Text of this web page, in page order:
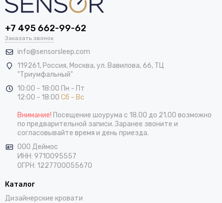
+7 495 662-99-62
Заказать звонок
info@sensorsleep.com
119261, Россия, Москва,ул. Вавилова, 66, ТЦ
"Триумфальный"
10:00 - 18:00 Пн - Пт
12:00 - 18:00 Сб - Вс
Внимание! Посещение шоурума с 18.00 до 21.00 возможно
по предварительной записи. Заранее звоните и
согласовывайте время и день приезда.
ООО Деймос
ИНН: 9710095557
ОГРН: 1227700055670
Каталог
Дизайнерские кровати